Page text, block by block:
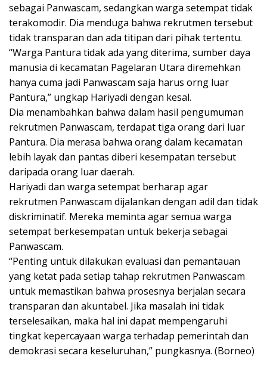
sebagai Panwascam, sedangkan warga setempat tidak
terakomodir. Dia menduga bahwa rekrutmen tersebut
tidak transparan dan ada titipan dari pihak tertentu.
“Warga Pantura tidak ada yang diterima, sumber daya
manusia di kecamatan Pagelaran Utara diremehkan
hanya cuma jadi Panwascam saja harus orng luar
Pantura,” ungkap Hariyadi dengan kesal.
Dia menambahkan bahwa dalam hasil pengumuman
rekrutmen Panwascam, terdapat tiga orang dari luar
Pantura. Dia merasa bahwa orang dalam kecamatan
lebih layak dan pantas diberi kesempatan tersebut
daripada orang luar daerah.
Hariyadi dan warga setempat berharap agar
rekrutmen Panwascam dijalankan dengan adil dan tidak
diskriminatif. Mereka meminta agar semua warga
setempat berkesempatan untuk bekerja sebagai
Panwascam.
“Penting untuk dilakukan evaluasi dan pemantauan
yang ketat pada setiap tahap rekrutmen Panwascam
untuk memastikan bahwa prosesnya berjalan secara
transparan dan akuntabel. Jika masalah ini tidak
terselesaikan, maka hal ini dapat mempengaruhi
tingkat kepercayaan warga terhadap pemerintah dan
demokrasi secara keseluruhan,” pungkasnya. (Borneo)